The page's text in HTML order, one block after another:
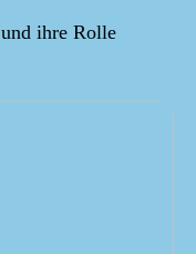
ihre Rolle